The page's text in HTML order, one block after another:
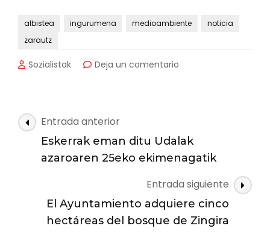
albistea ingurumena medioambiente
noticia
zarautz
Sozialistak Deja un comentario
hectáreas
alcornocal
Navegación
de
Entrada anterior
Eskerrak eman ditu Udalak
azaroaren 25eko ekimenagatik
Entrada siguiente
El Ayuntamiento adquiere cinco
hectáreas del bosque de Zingira